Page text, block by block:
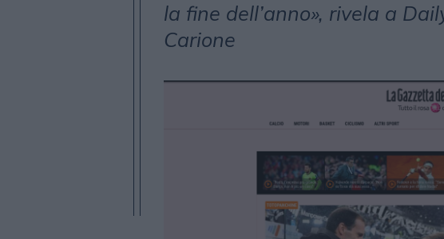
la fine dell’anno», rivela a
Carione